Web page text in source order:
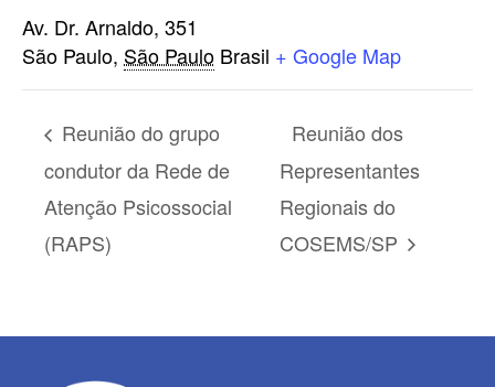
Av. Dr. Arnaldo, 351
São Paulo, São Paulo Brasil + Google Map
Reunião do grupo
condutor da Rede de
Atenção Psicossocial
(RAPS)
Reunião dos
Representantes
Regionais do
COSEMS/SP